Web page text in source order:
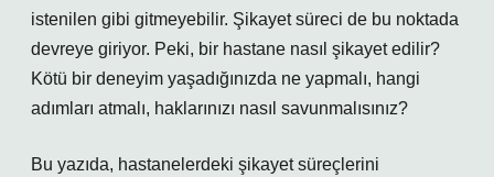
istenilen gibi gitmeyebilir. Şikayet süreci de bu noktada
devreye giriyor. Peki, bir hastane nasıl şikayet edilir?
Kötü bir deneyim yaşadığınızda ne yapmalı, hangi
adımları atmalı, haklarınızı nasıl savunmalısınız?
Bu yazıda, hastanelerdeki şikayet süreçlerini